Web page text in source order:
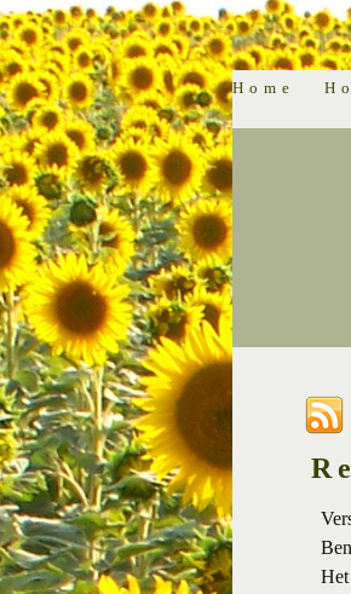
Home